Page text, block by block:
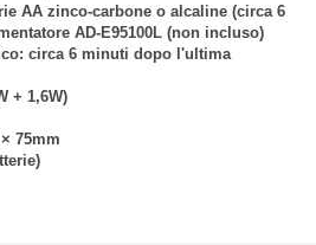
AA zinco-carbone o alcaline (circa 6
AD-E95100L (non incluso)
circa 6 minuti dopo l'ultima
+ 1,6W)
75mm